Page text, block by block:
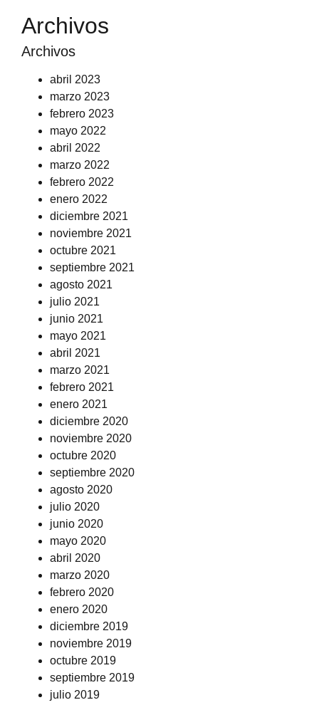
Archivos
Archivos
abril 2023
marzo 2023
febrero 2023
mayo 2022
abril 2022
marzo 2022
febrero 2022
enero 2022
diciembre 2021
noviembre 2021
octubre 2021
septiembre 2021
agosto 2021
julio 2021
junio 2021
mayo 2021
abril 2021
marzo 2021
febrero 2021
enero 2021
diciembre 2020
noviembre 2020
octubre 2020
septiembre 2020
agosto 2020
julio 2020
junio 2020
mayo 2020
abril 2020
marzo 2020
febrero 2020
enero 2020
diciembre 2019
noviembre 2019
octubre 2019
septiembre 2019
julio 2019